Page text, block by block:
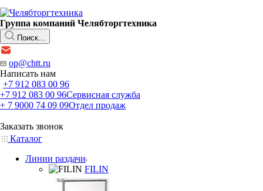
Группа компаний Челябторгтехника
Поиск...
op@chtt.ru
Написать нам
+7 912 083 00 96
+7 912 083 00 96Сервисная служба
+ 7 9000 74 09 09Отдел продаж
Заказать звонок
Каталог
Линии раздачи
FILIN